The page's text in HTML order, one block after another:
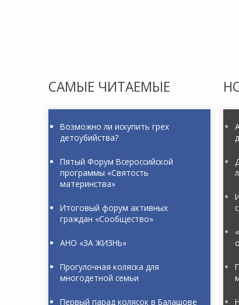
САМЫЕ ЧИТАЕМЫЕ
Возможно ли искупить грех
детоубийства?
Пятый Форум Всероссийской
программы «Святость
материнства»
Итоговый форум активных
граждан «Сообщество»
АНО «ЗА ЖИЗНЬ»
Прогулочная коляска для
многодетной семьи
Первый парад колясок в Балашове